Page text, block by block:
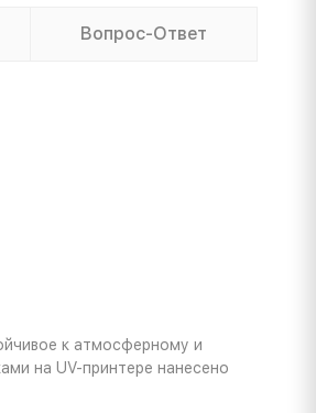
Вопрос-Ответ
к атмосферному и
на UV-принтере нанесено